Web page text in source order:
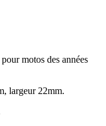
motos des années
largeur 22mm.